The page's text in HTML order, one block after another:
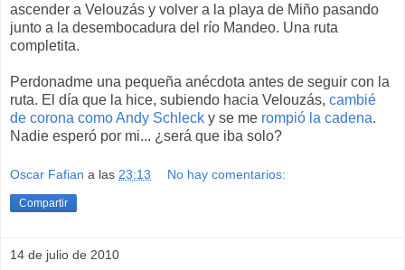
ascender a Velouzás y volver a la playa de Miño pasando
junto a la desembocadura del río Mandeo. Una ruta
completita.
Perdonadme una pequeña anécdota antes de seguir con la
ruta. El día que la hice, subiendo hacia Velouzás, cambié
de corona como Andy Schleck y se me rompió la cadena.
Nadie esperó por mi... ¿será que iba solo?
Oscar Fafian a las 23:13 No hay comentarios:
Compartir
14 de julio de 2010